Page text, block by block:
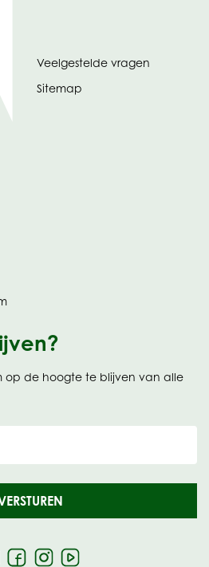
tabblad)
Veelgestelde vragen
Sitemap
op de hoogte te blijven van alle